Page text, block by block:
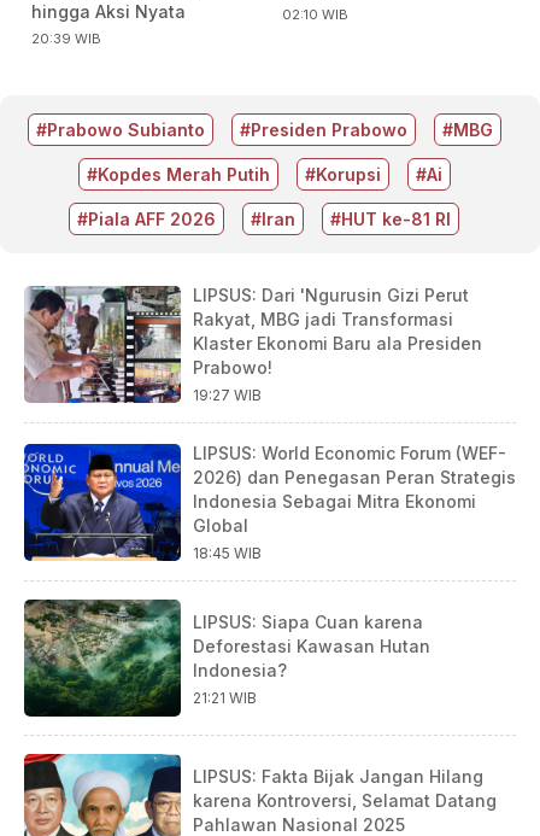
hingga Aksi Nyata
20:39 WIB
02:10 WIB
#Prabowo Subianto #Presiden Prabowo #MBG
#Kopdes Merah Putih #Korupsi #Ai
#Piala AFF 2026 #Iran #HUT ke-81 RI
LIPSUS: Dari 'Ngurusin Gizi Perut
Rakyat, MBG jadi Transformasi
Klaster Ekonomi Baru ala Presiden
Prabowo!
19:27 WIB
LIPSUS: World Economic Forum (WEF-
2026) dan Penegasan Peran Strategis
Indonesia Sebagai Mitra Ekonomi
Global
18:45 WIB
LIPSUS: Siapa Cuan karena
Deforestasi Kawasan Hutan
Indonesia?
21:21 WIB
LIPSUS: Fakta Bijak Jangan Hilang
karena Kontroversi, Selamat Datang
Pahlawan Nasional 2025